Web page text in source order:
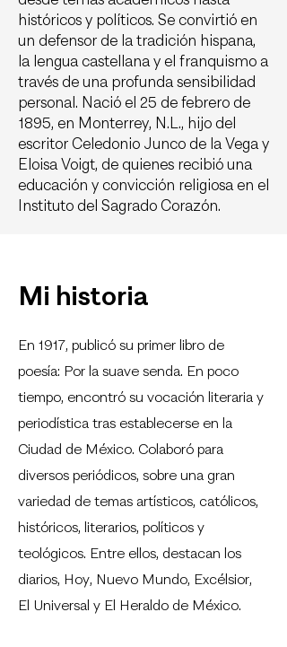
históricos y políticos. Se convirtió en
un defensor de la tradición hispana,
la lengua castellana y el franquismo a
través de una profunda sensibilidad
personal. Nació el 25 de febrero de
1895, en Monterrey, N.L., hijo del
escritor Celedonio Junco de la Vega y
Eloisa Voigt, de quienes recibió una
educación y convicción religiosa en el
Instituto del Sagrado Corazón.
Mi historia
En 1917, publicó su primer libro de
poesía: Por la suave senda. En poco
tiempo, encontró su vocación literaria y
periodística tras establecerse en la
Ciudad de México. Colaboró para
diversos periódicos, sobre una gran
variedad de temas artísticos, católicos,
históricos, literarios, políticos y
teológicos. Entre ellos, destacan los
diarios, Hoy, Nuevo Mundo, Excélsior,
El Universal y El Heraldo de México.